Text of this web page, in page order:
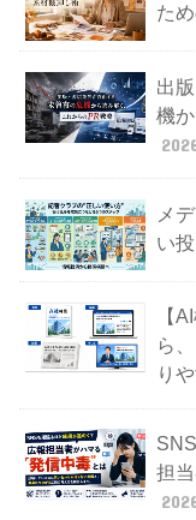
た
出
機
メ
い
【
ら
り
担